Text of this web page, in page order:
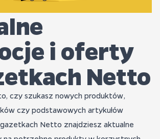
i oferty
Netto
czy szukasz nowych produktów,
czy podstawowych artykułów
Netto znajdziesz aktualne